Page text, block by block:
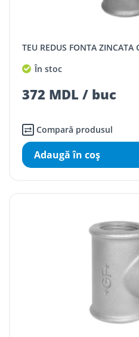
TEU REDUS FONTA
În stoc
372 MDL / buc
Compară produsul
Adaugă în coş